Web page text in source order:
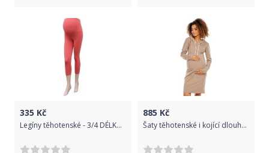
335 Kč
Legíny těhotenské - 3/4 DÉLKA korálové velikost M/L
885 Kč
Šaty těhotenské i kojící dlouhý rukáv - S KAPUCÍ cappuccino - Bee MaaMaa velikost XL